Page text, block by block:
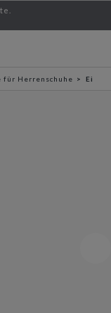
für Herrenschuhe